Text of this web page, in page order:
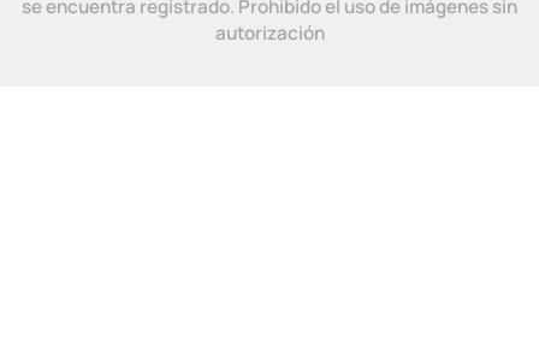
se encuentra registrado. Prohibido el uso de imágenes sin
autorización